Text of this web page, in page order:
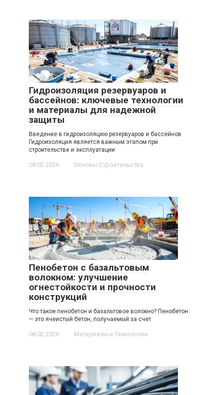
Гидроизоляция резервуаров и
бассейнов: ключевые технологии
и материалы для надежной
защиты
Введение в гидроизоляцию резервуаров и бассейнов
Гидроизоляция является важным этапом при
строительстве и эксплуатации
08.02.2026 Основы Строительства
Пенобетон с базальтовым
волокном: улучшение
огнестойкости и прочности
конструкций
Что такое пенобетон и базальтовое волокно? Пенобетон
— это ячеистый бетон, получаемый за счет
08.02.2026 Материалы и Технологии